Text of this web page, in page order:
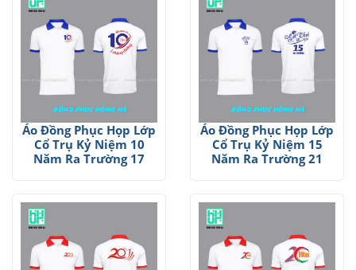
Áo Đồng Phục Họp Lớp
Cổ Trụ Kỷ Niệm 10
Năm Ra Trường 17
Áo Đồng Phục Họp Lớp
Cổ Trụ Kỷ Niệm 15
Năm Ra Trường 21